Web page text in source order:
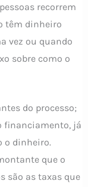
recorrem
têm dinheiro
vez ou quando
sobre como o
do processo;
financiamento, já
o dinheiro.
que o
são as taxas que